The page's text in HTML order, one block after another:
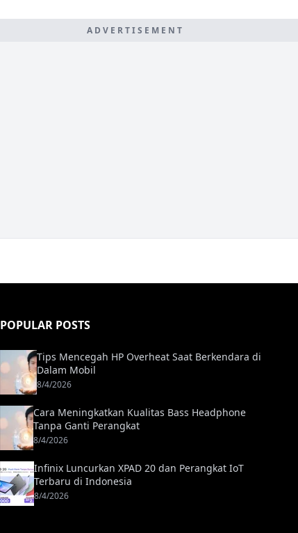
ADVERTISEMENT
POPULAR POSTS
Tips Mencegah HP Overheat Saat Berkendara di
Dalam Mobil
8/4/2026
Cara Meningkatkan Kualitas Bass Headphone
Tanpa Ganti Perangkat
8/4/2026
Infinix Luncurkan XPAD 20 dan Perangkat IoT
Terbaru di Indonesia
8/4/2026